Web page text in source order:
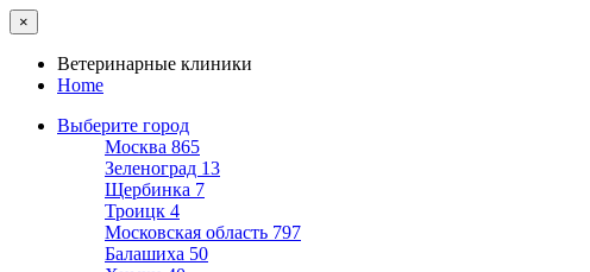
×
Ветеринарные клиники
Home
Выберите город
Москва 865
Зеленоград 13
Щербинка 7
Троицк 4
Московская область 797
Балашиха 50